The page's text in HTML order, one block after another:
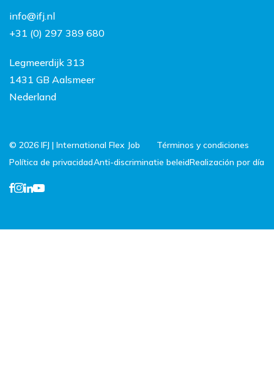
Trabajar y vivir en los
Países Bajos
info@ifj.nl
+31 (0) 297 389 680
Legmeerdijk 313
1431 GB Aalsmeer
Nederland
© 2026 IFJ | International Flex Job
Términos y condiciones
Política de privacidadAnti-discriminatie beleidRealización por día